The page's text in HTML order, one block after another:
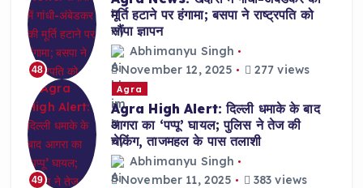
48
मूर्ति हटाने पर हंगामा; बसपा ने राष्ट्रपति को
सौंपा ज्ञापन
Abhimanyu Singh
November 12, 2025
277 views
49
Agra
Agra High Alert: दिल्ली धमाके के बाद
आगरा का ‘पप्पू’ घायल; पुलिस ने तेज की
चेकिंग, ताजमहल के पास तलाशी
Abhimanyu Singh
November 11, 2025
383 views